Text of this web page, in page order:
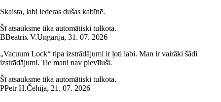
Skaista, labi iederas dušas kabīnē.
Šī atsauksme tika automātiski tulkota.
BBeatrix V.Ungārija, 31. 07. 2026
„Vacuum Lock“ tipa izstrādājumi ir ļoti labi. Man ir vairāki šādi
izstrādājumi. Tie mani nav pievīluši.
Šī atsauksme tika automātiski tulkota.
PPetr H.Čehija, 21. 07. 2026